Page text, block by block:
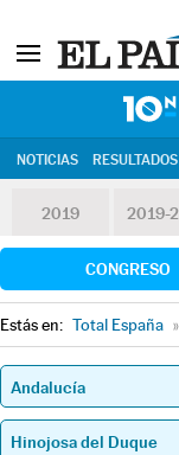
NOTICIAS
2019 2019-
CONGRESO
Estás en: Total España »